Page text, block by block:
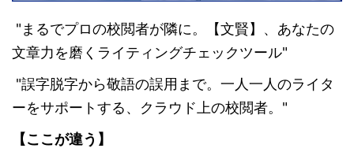
"まるでプロの校閲者が隣に。【文賢】、あなたの
文章力を磨くライティングチェックツール"
"誤字脱字から敬語の誤用まで。一人一人のライタ
ーをサポートする、クラウド上の校閲者。"
【ここが違う】